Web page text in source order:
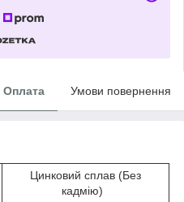
Оплата Умови повернення
Цинковий сплав (Без
кадмію)